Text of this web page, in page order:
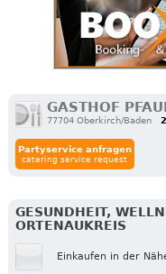
GASTHOF
77704 Oberkirch/Baden
Partyservice anfragen
catering service request
GESUNDHEIT,
ORTENAUKREIS
Einkaufen in der